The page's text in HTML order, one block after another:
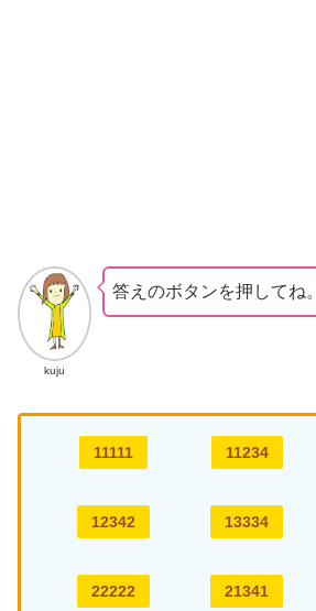
kuju
答えのボタンを押してね。
11111
12342
22222
11234
13334
21341